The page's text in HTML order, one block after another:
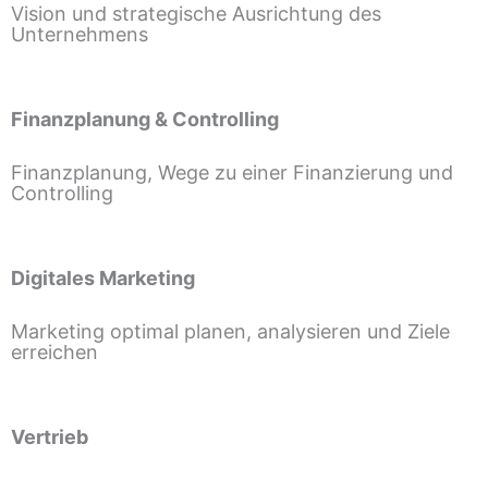
Vision und strategische Ausrichtung des
Unternehmens
Finanzplanung & Controlling
Finanzplanung, Wege zu einer Finanzierung und
Controlling
Digitales Marketing
Marketing optimal planen, analysieren und Ziele
erreichen
Vertrieb